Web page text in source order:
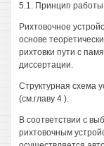
5.1. Принцип работы
Рихтовочное
основе
рихтовки пути с
диссертации.
Структурная схема
(см.главу 4 ).
В соответствии с
рихтовочным